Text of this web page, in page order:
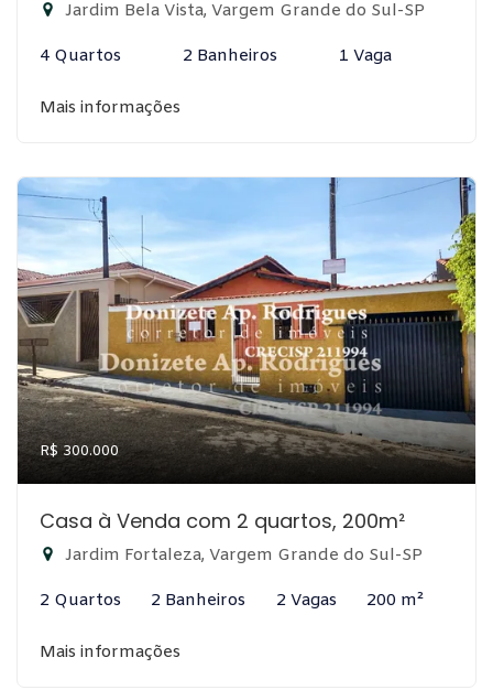
Jardim Bela Vista, Vargem Grande do Sul-SP
4 Quartos 2 Banheiros 1 Vaga
Mais informações
R$ 300.000
Casa à Venda com 2 quartos, 200m²
Jardim Fortaleza, Vargem Grande do Sul-SP
2 Quartos 2 Banheiros 2 Vagas 200 m²
Mais informações